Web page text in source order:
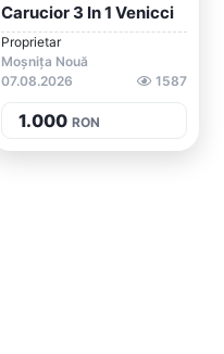
Carucior 3 In 1 Venicci
Proprietar
Moșnița Nouă
07.08.2026
1587
1.000 RON